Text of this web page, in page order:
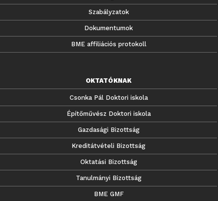
Szabályzatok
Dokumentumok
BME affiliációs protokoll
OKTATÓKNAK
Csonka Pál Doktori iskola
Építőművész Doktori iskola
Gazdasági Bizottság
Kreditátvételi Bizottság
Oktatási Bizottság
Tanulmányi Bizottság
BME GMF